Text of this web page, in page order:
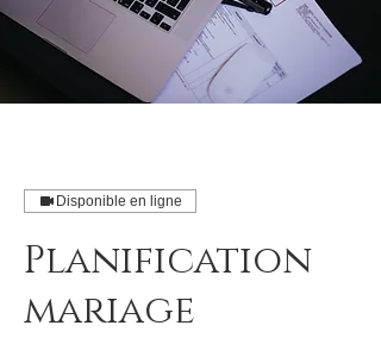
Disponible en ligne
Planification
mariage